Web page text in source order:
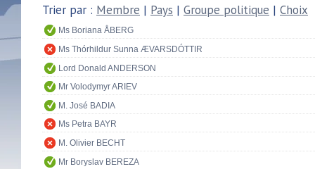
Trier par : Membre | Pays | Groupe politique | Choix
Ms Boriana ÅBERG
Ms Thórhildur Sunna ÆVARSDÓTTIR
Lord Donald ANDERSON
Mr Volodymyr ARIEV
M. José BADIA
Ms Petra BAYR
M. Olivier BECHT
Mr Boryslav BEREZA